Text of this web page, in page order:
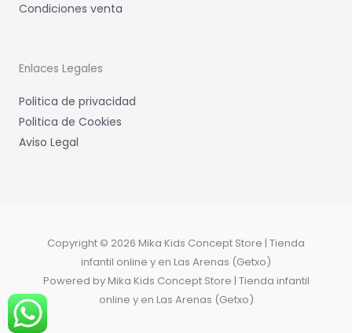
Condiciones venta
Enlaces Legales
Politica de privacidad
Politica de Cookies
Aviso Legal
Copyright © 2026 Mika Kids Concept Store | Tienda
infantil online y en Las Arenas (Getxo)
Powered by Mika Kids Concept Store | Tienda infantil
online y en Las Arenas (Getxo)